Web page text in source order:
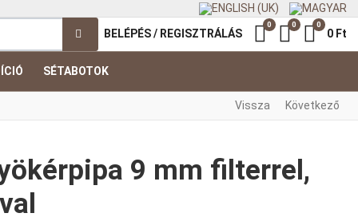
BELÉPÉS / REGISZTRÁLÁS Kedvenc
0 0 Kosár
0
0 Ft
SÉTABOTOK
Vissza Következő
9 mm filterrel,